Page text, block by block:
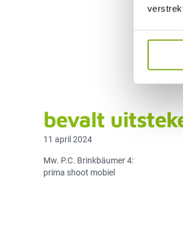
bevalt
11 april 2024
Mw. P.C. Brinkbäumer 4:
prima shoot mobiel